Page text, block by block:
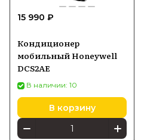
15 990 ₽
Кондиционер
мобильный Honeywell
DCS2AE
В наличии: 10
В корзину